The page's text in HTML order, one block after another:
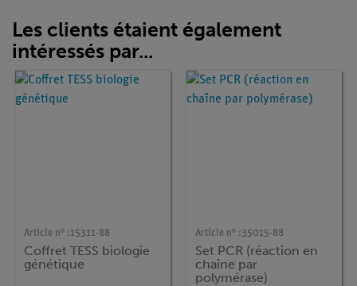
Les clients étaient également
intéressés par...
Article n° :15311-88
Coffret TESS biologie
génétique
Article n° :35015-88
Set PCR (réaction en
chaîne par
polymérase)